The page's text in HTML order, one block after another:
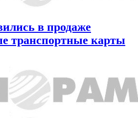
в продаже
транспортные карты